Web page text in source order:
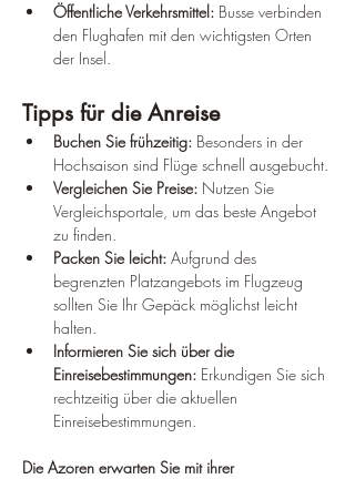
Öffentliche Verkehrsmittel: Busse verbinden
den Flughafen mit den wichtigsten Orten
der Insel.
Tipps für die Anreise
Buchen Sie frühzeitig: Besonders in der
Hochsaison sind Flüge schnell ausgebucht.
Vergleichen Sie Preise: Nutzen Sie
Vergleichsportale, um das beste Angebot
zu finden.
Packen Sie leicht: Aufgrund des
begrenzten Platzangebots im Flugzeug
sollten Sie Ihr Gepäck möglichst leicht
halten.
Informieren Sie sich über die
Einreisebestimmungen: Erkundigen Sie sich
rechtzeitig über die aktuellen
Einreisebestimmungen.
Die Azoren erwarten Sie mit ihrer